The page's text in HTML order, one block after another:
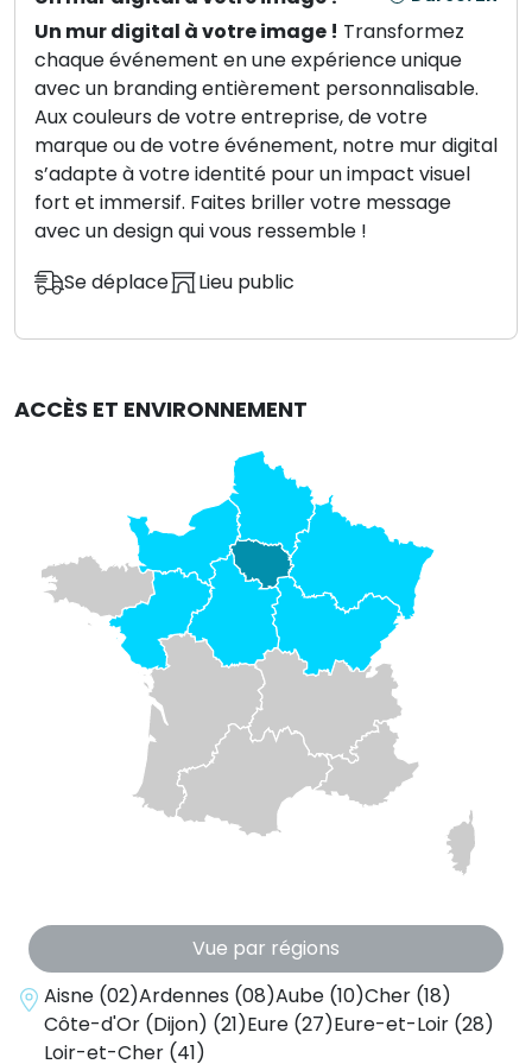
Un mur digital à votre image ! Transformez
chaque événement en une expérience unique
avec un branding entièrement personnalisable.
Aux couleurs de votre entreprise, de votre
marque ou de votre événement, notre mur digital
s’adapte à votre identité pour un impact visuel
fort et immersif. Faites briller votre message
avec un design qui vous ressemble !
Se déplace
Lieu public
ACCÈS ET ENVIRONNEMENT
Vue par régions
Aisne (02)Ardennes (08)Aube (10)Cher (18)
Côte-d'Or (Dijon) (21)Eure (27)Eure-et-Loir (28)
Loir-et-Cher (41)